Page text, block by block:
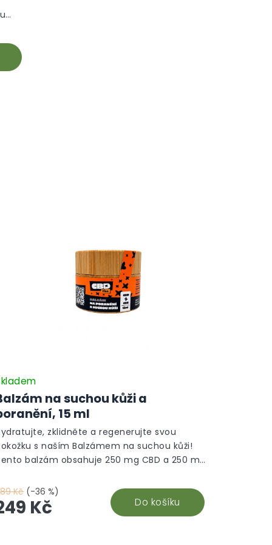
je
na suchou kůži a
15 ml
Kč (-36 %)
Kč Do košíku
zklidněte a regenerujte svou
s naším Balzámem na suchou kůži!
balzám obsahuje 250 mg CBD a 250 mg
smrku, borovice či mumio, které podporují
drobných oděrek a hydratují suchou a
pokožku. Všechny suroviny,